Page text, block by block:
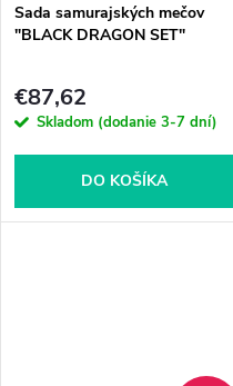
Sada samurajských mečov
"BLACK DRAGON SET"
€87,62
Skladom (dodanie 3-7 dní)
DO KOŠÍKA